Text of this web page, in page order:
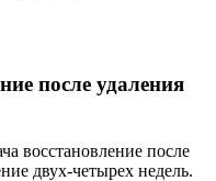
после удаления
восстановление после
двух-четырех недель.